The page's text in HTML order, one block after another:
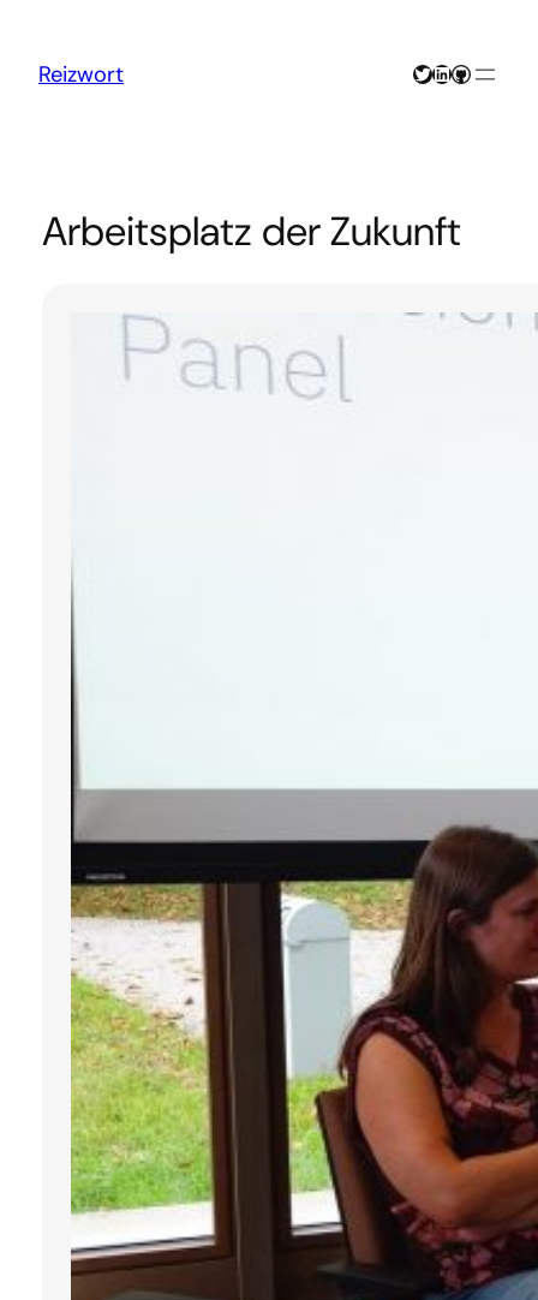
springen
Reizwort Twitter
LinkedIn
GitHub
Arbeitsplatz der Zukunft